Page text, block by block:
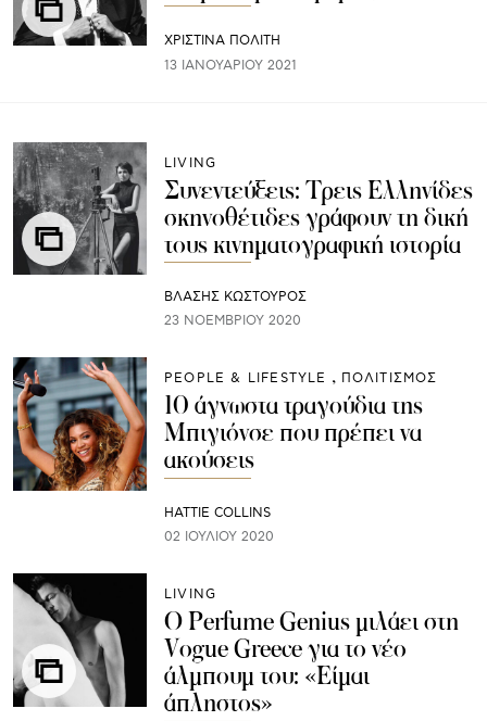
ΧΡΙΣΤΙΝΑ ΠΟΛΙΤΗ
13 ΙΑΝΟΥΑΡΊΟΥ 2021
LIVING
Συνεντεύξεις: Τρεις Ελληνίδες
σκηνοθέτιδες γράφουν τη δική
τους κινηματογραφική ιστορία
ΒΛΑΣΗΣ ΚΩΣΤΟΥΡΟΣ
23 ΝΟΕΜΒΡΊΟΥ 2020
PEOPLE & LIFESTYLE ΠΟΛΙΤΙΣΜΟΣ
10 άγνωστα τραγούδια της
Μπιγιόνσε που πρέπει να
ακούσεις
HATTIE COLLINS
02 ΙΟΥΛΊΟΥ 2020
LIVING
Ο Perfume Genius μιλάει στη
Vogue Greece για το νέο
άλμπουμ του: «Είμαι
άπληστος»